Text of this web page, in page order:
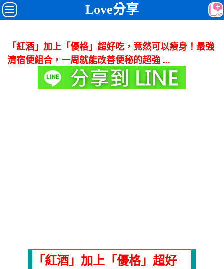
Love分享
「紅酒」加上「優格」超好吃，竟然可以瘦身！最強
清宿便組合，一周就能改善便秘的超強 ...
「紅酒」加上「優格」超好